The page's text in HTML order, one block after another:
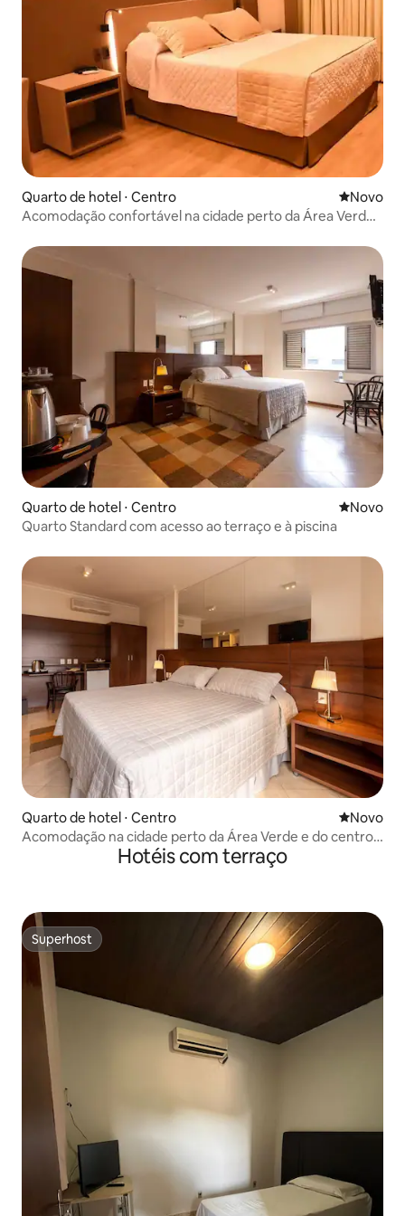
Quarto de hotel ⋅ Centro Novo
Novo
Acomodação confortável na cidade perto da Área Verde
Quarto de hotel ⋅ Centro Novo
Novo
Quarto Standard com acesso ao terraço e à piscina
Quarto de hotel ⋅ Centro Novo
Novo
Acomodação na cidade perto da Área Verde e do centro
Hotéis com terraço
Superhost
Superhost